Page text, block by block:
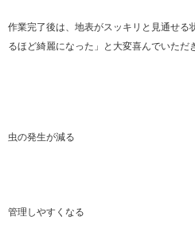
作業完了後は、地表がスッキリと見通せる
るほど綺麗になった」と大変喜んでいただ
虫の発生が減る
管理しやすくなる